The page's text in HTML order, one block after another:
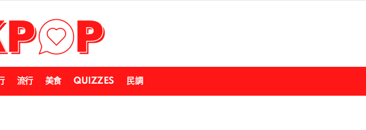
流行 美食 QUIZZES 民調